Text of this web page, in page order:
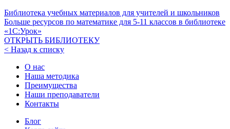
Библиотека учебных материалов для учителей и школьников
Больше ресурсов по математике для 5-11 классов в библиотеке
«1С:Урок»
ОТКРЫТЬ БИБЛИОТЕКУ
< Назад к списку
О нас
Наша методика
Преимущества
Наши преподаватели
Контакты
Блог